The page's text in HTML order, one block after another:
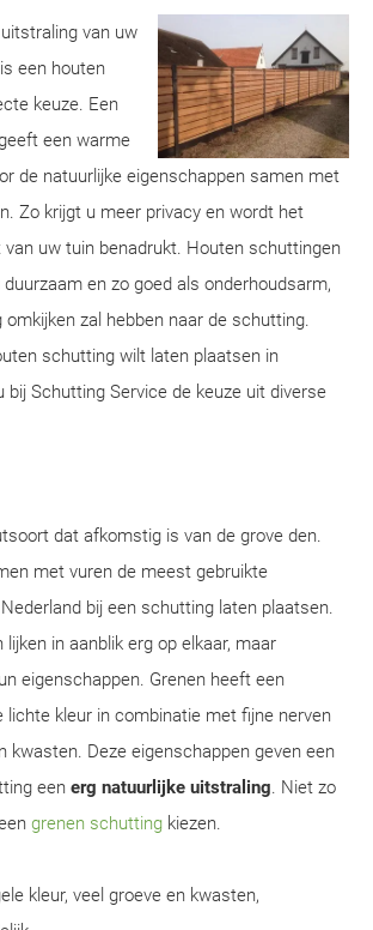
van uw
een houten
keuze. Een
een warme
de natuurlijke eigenschappen samen met
Zo krijgt u meer privacy en wordt het
van uw tuin benadrukt. Houten schuttingen
en zo goed als onderhoudsarm,
omkijken zal hebben naar de schutting.
schutting wilt laten plaatsen in
bij Schutting Service de keuze uit diverse
dat afkomstig is van de grove den.
met vuren de meest gebruikte
bij een schutting laten plaatsen.
in aanblik erg op elkaar, maar
eigenschappen. Grenen heeft een
lichte kleur in combinatie met fijne nerven
kwasten. Deze eigenschappen geven een
een erg natuurlijke uitstraling. Niet zo
grenen schutting kiezen.
kleur, veel groeve en kwasten,